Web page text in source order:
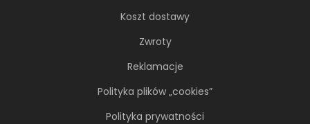
Koszt dostawy
Zwroty
Reklamacje
Polityka plików „cookies”
Polityka prywatności